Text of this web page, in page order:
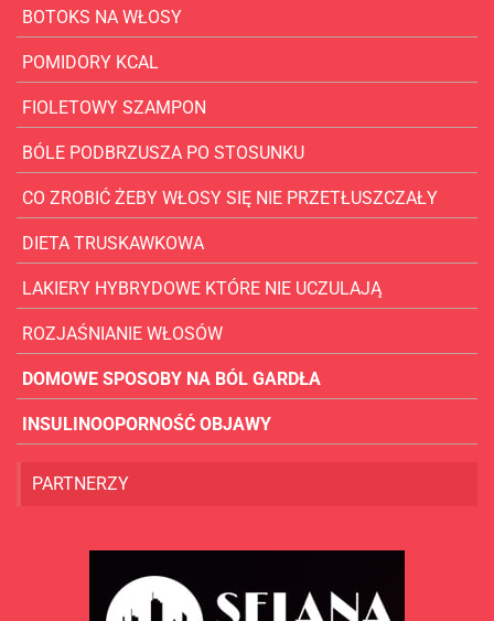
BOTOKS NA WŁOSY
POMIDORY KCAL
FIOLETOWY SZAMPON
BÓLE PODBRZUSZA PO STOSUNKU
CO ZROBIĆ ŻEBY WŁOSY SIĘ NIE PRZETŁUSZCZAŁY
DIETA TRUSKAWKOWA
LAKIERY HYBRYDOWE KTÓRE NIE UCZULAJĄ
ROZJAŚNIANIE WŁOSÓW
DOMOWE SPOSOBY NA BÓL GARDŁA
INSULINOOPORNOŚĆ OBJAWY
PARTNERZY